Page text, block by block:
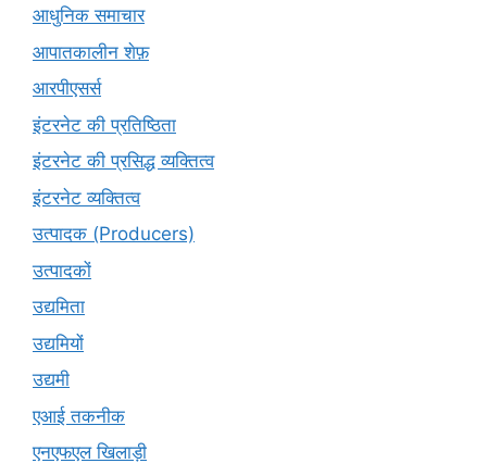
आधुनिक समाचार
आपातकालीन शेफ़
आरपीएसर्स
इंटरनेट की प्रतिष्ठिता
इंटरनेट की प्रसिद्ध व्यक्तित्व
इंटरनेट व्यक्तित्व
उत्पादक (Producers)
उत्पादकों
उद्यमिता
उद्यमियों
उद्यमी
एआई तकनीक
एनएफएल खिलाड़ी